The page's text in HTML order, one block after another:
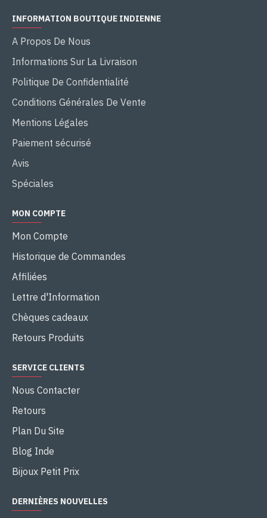
INFORMATION BOUTIQUE INDIENNE
A Propos De Nous
Informations Sur La Livraison
Politique De Confidentialité
Conditions Générales De Vente
Mentions Légales
Paiement sécurisé
Avis
Spéciales
MON COMPTE
Mon Compte
Historique de Commandes
Affiliées
Lettre d'Information
Chèques cadeaux
Retours Produits
SERVICE CLIENTS
Nous Contacter
Retours
Plan Du Site
Blog Inde
Bijoux Petit Prix
DERNIÈRES NOUVELLES